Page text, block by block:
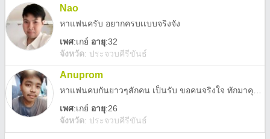
Nao
หาแฟนครับ อยากครบเเบบจริงจัง
เพศ:เกย์ อายุ:32
จังหวัด: ประจวบคีรีขันธ์
Anuprom
เพศ:เกย์ อายุ:26
จังหวัด: ประจวบคีรีขันธ์